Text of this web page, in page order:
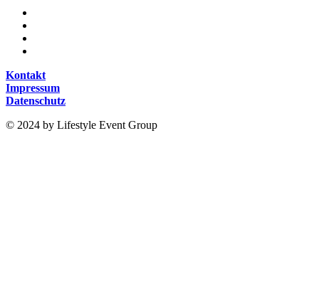
Kontakt
Impressum
Datenschutz
© 2024 by Lifestyle Event Group